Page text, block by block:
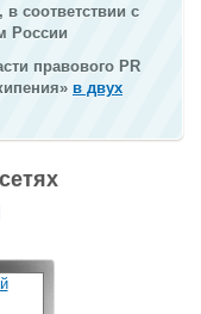
соответствии с
России
правового PR
в двух